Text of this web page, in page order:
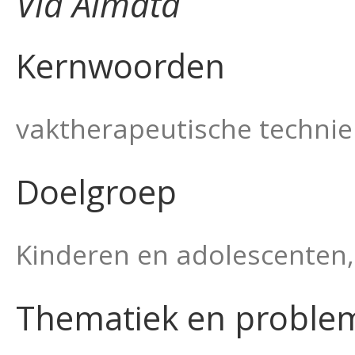
Kernwoorden
vaktherapeutische
Doelgroep
Kinderen en
Thematiek en